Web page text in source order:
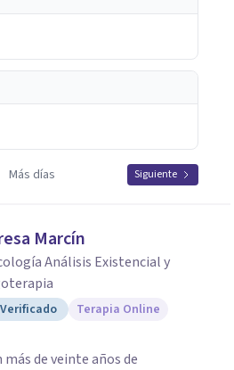
Más días Siguiente
Marcín
Análisis Existencial y
Verificado Terapia Online
de veinte años de